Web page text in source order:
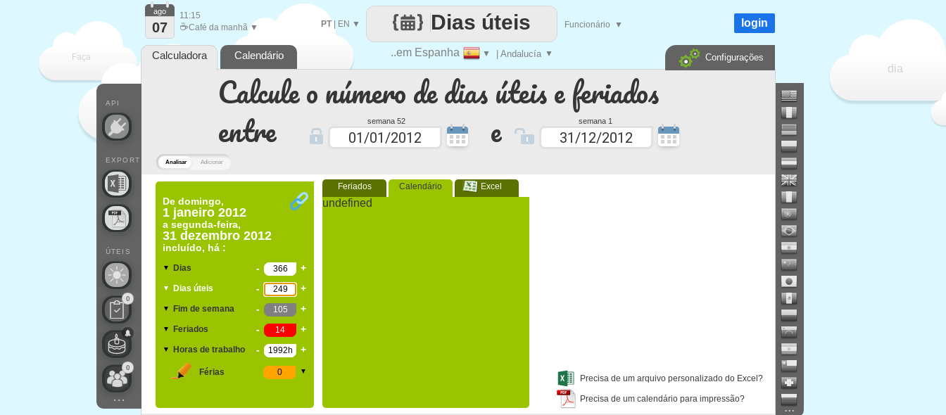
Analisar Adicionar
Calcule o número de dias úteis e feriados
entre
semana 52 e semana 1
De domingo,
1 janeiro 2012
a segunda-feira,
31 dezembro 2012
incluído, há :
▼ Dias - +
▼ Dias úteis - +
▼ Fim de semana - +
▼ Feriados - +
▼ Horas de trabalho - +
Férias ▼
Feriados Calendário Excel
undefined
Precisa de um arquivo personalizado do Excel?
Precisa de um calendário para impressão?
Faça
dia
..em Espanha ▼ | Andalucía ▼
Dias úteis
PT| EN ▼ Funcionário ▼
API
EXPORT
ÚTEIS
0
0
...
ago
07
11:15
☕Café da manhã ▼ login
Calculadora Calendário Configurações
...